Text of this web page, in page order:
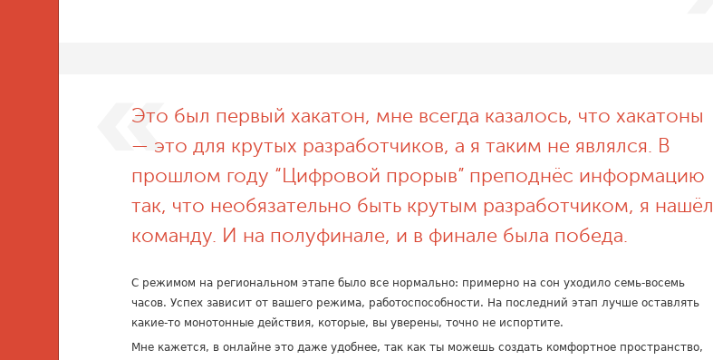
Это был первый хакатон, мне всегда казалось, что хакатоны
— это для крутых разработчиков, а я таким не являлся. В
прошлом году “Цифровой прорыв” преподнёс информацию
так, что необязательно быть крутым разработчиком, я нашёл
команду. И на полуфинале, и в финале была победа.
С режимом на региональном этапе было все нормально: примерно на сон уходило семь-восемь
часов. Успех зависит от вашего режима, работоспособности. На последний этап лучше оставлять
какие-то монотонные действия, которые, вы уверены, точно не испортите.
Мне кажется, в онлайне это даже удобнее, так как ты можешь создать комфортное пространство,